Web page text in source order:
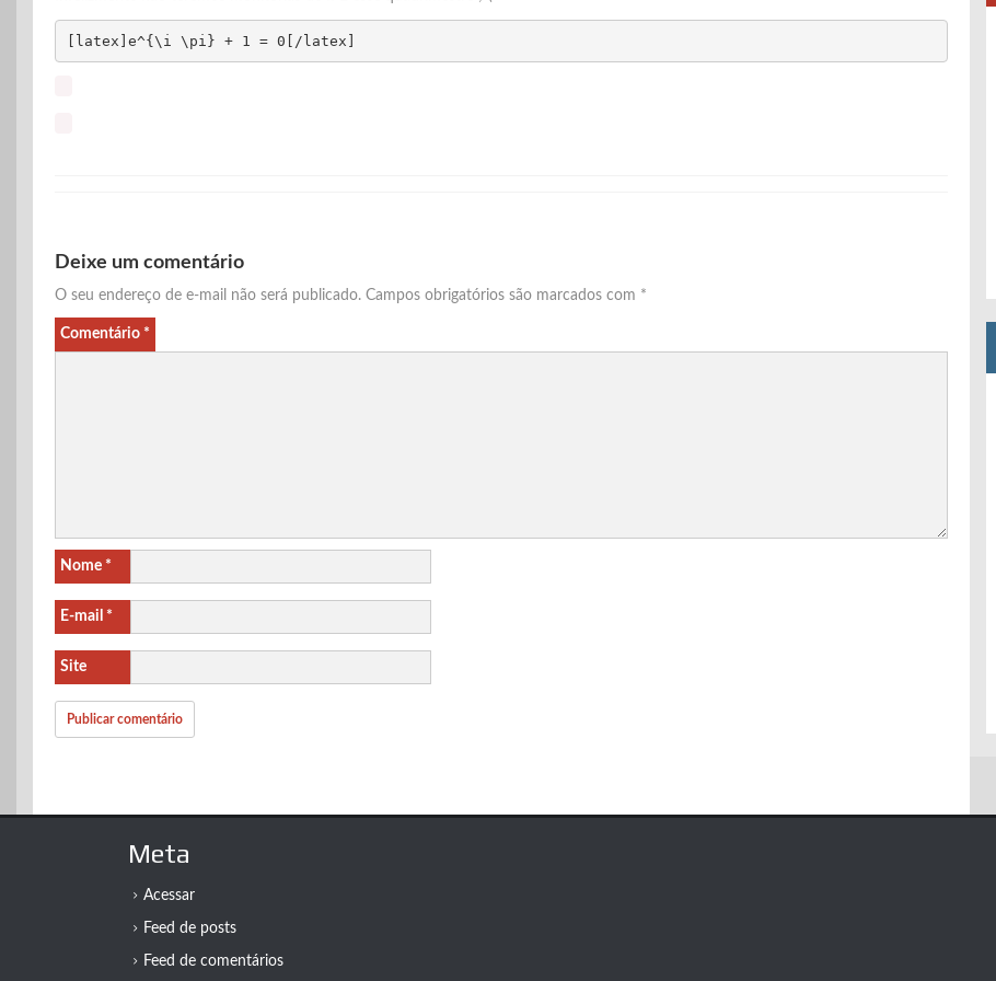
[latex]e^{\i \pi} + 1 = 0[/latex]
Deixe um comentário
O seu endereço de e-mail não será publicado. Campos obrigatórios são marcados com *
Comentário *
Nome *
E-mail *
Site
Meta
Acessar
Feed de posts
Feed de comentários